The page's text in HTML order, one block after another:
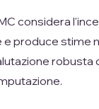
considera
e produce stime
robusta